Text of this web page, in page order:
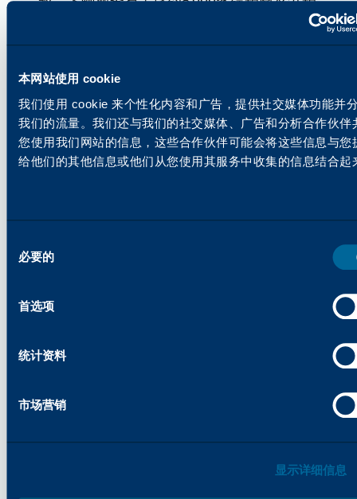
本网站使用 cookie
我们使用 cookie 来个性化内容和广告，提供社交媒体功能并
我们的流量。我们还与我们的社交媒体、广告和分析合作伙伴
您使用我们网站的信息，这些合作伙伴可能会将这些信息与您
给他们的其他信息或他们从您使用其服务中收集的信息结合起
必要的
首选项
统计资料
市场营销
显示详细信息
合作伙伴。依托深厚的行业积淀，卡顿致力
于为客户提供"成功如此简单"的解决方案，
务。更多详情请
媒体联络 –
艾莉·克恩，
公共关系经理
Allison.Kern@katun.com
传播经理
winwin Office Network AG 媒体联络
DITCON总经理
分享